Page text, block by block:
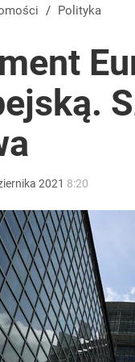
Trwa obława za
zlekceważyć.
współpracy z
/ Polityka
2021 8:20